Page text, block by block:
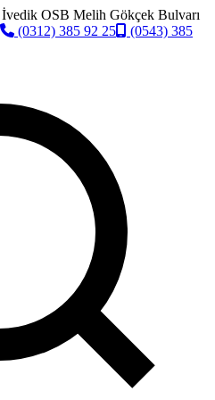
İvedik OSB Melih Gökçek Bulvarı
(0312) 385 92 25
(0543) 385